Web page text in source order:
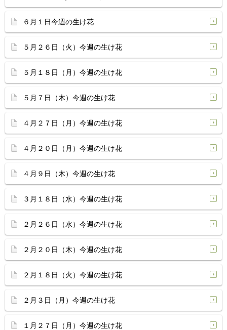
６月１日今週の生け花
５月２６日（火）今週の生け花
５月１８日（月）今週の生け花
５月７日（木）今週の生け花
４月２７日（月）今週の生け花
４月２０日（月）今週の生け花
４月９日（木）今週の生け花
３月１８日（水）今週の生け花
２月２６日（水）今週の生け花
２月２０日（木）今週の生け花
２月１８日（火）今週の生け花
２月３日（月）今週の生け花
１月２７日（月）今週の生け花